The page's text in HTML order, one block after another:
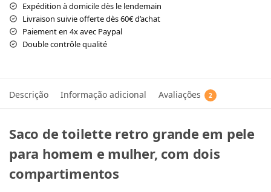
Expédition à domicile dès le lendemain
Livraison suivie offerte dès 60€ d’achat
Paiement en 4x avec Paypal
Double contrôle qualité
Descrição Informação adicional Avaliações 2
Saco de toilette retro grande em pele
para homem e mulher, com dois
compartimentos